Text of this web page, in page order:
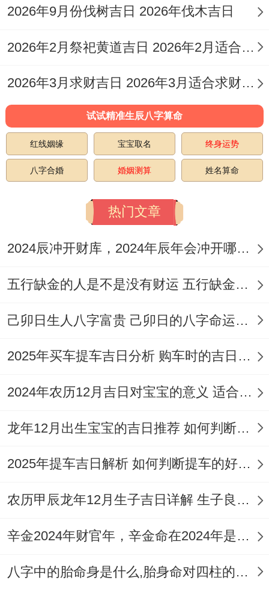
开光、修造| 天牢（黑道日）。
4月22日（星期三）| 三月初六| 星期三| 丙寅
挂匾、开光、修造、动土| 司命（黄道
4月26日（星期日）| 三月初十| 星期日 | 庚
午日| 冲鼠煞北|
开业、出行、安床| 天刑
值得注意的是黄道吉日的判断标准并非
唯一。不同流派或典籍可能会是现实细微区
来源列为开业吉日，但其值神为「天刑」、
「天牢」、属于黑道日；选择时需更谨慎地
让我们来详细看其中几个非常值得关注的日
子：
其实吧,一天是 司命黄道吉日
。吉祥指数很
高...日干支甲寅，司命星当值；是传统有价
泛，差不多包含了凡是重要的开业，动工事
2026年9月份伐树吉日 2026年伐木吉日
2026年2月祭祀黄道吉日 2026年2月适合祭奠的日子
2026年3月求财吉日 2026年3月适合求财的日子
试试精准生辰八字算命
红线姻缘 宝宝取名 终身运势
八字合婚 婚姻测算 姓名算命
热门文章
2024辰冲开财库，2024年辰年会冲开哪些人的财库
五行缺金的人是不是没有财运 五行缺金的人命运好不好
己卯日生人八字富贵 己卯日的八字命运如何
2025年买车提车吉日分析 购车时的吉日与禁忌
2024年农历12月吉日对宝宝的意义 适合龙年宝宝出生的日子有哪些
龙年12月出生宝宝的吉日推荐 如何判断吉日是否适合宝宝
2025年提车吉日解析 如何判断提车的好日子
农历甲辰龙年12月生子吉日详解 生子良辰的影响因素
辛金2024年财官年，辛金命在2024年是财官年还是财印年
八字中的胎命身是什么,胎身命对四柱的影响